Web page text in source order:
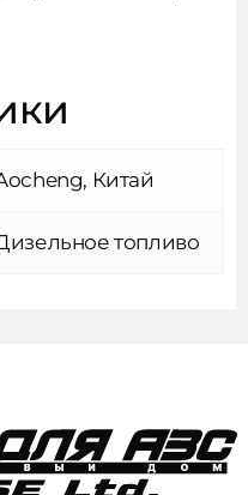
Китай
топливо
на обработку